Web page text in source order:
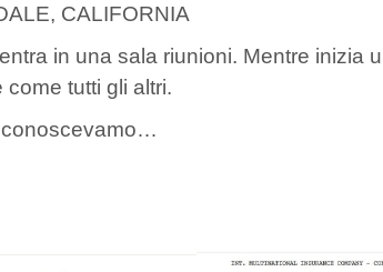
CALIFORNIA
in una sala riunioni. Mentre inizia
tutti gli altri.
conoscevamo…